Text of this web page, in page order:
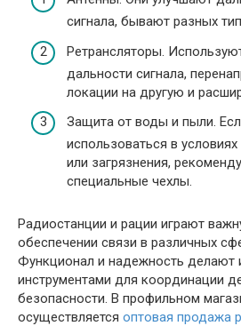
сигнала, бывают разных
Ретрансляторы.
дальности сигнала,
локации на другую и
Защита от воды и пыли.
использоваться в
или загрязнения,
специальные чехлы.
Радиостанции и рации играют
обеспечении связи в различных
Функционал и надежность делают
инструментами для координации
безопасности. В профильном
осуществляется оптовая продажа